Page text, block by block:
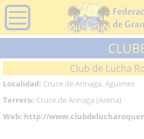
Club de Lucha
Localidad: Cruce de Arinaga, Agüimes
Terrero: Cruce de Arinaga (Arena)
Web: http://